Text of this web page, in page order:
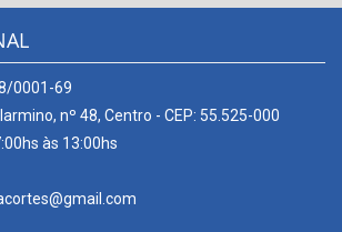
0001-69
nº 48, Centro - CEP: 55.525-000
às 13:00hs